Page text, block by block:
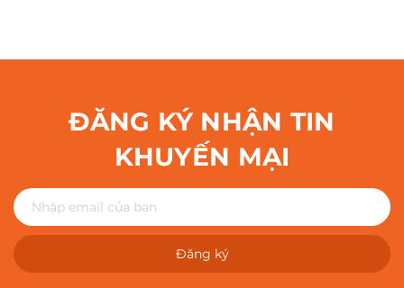
ĐĂNG KÝ NHẬN TIN
KHUYẾN MẠI
Đăng ký